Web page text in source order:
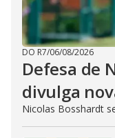
DO R7/06/08/2026
Defesa de
divulga
Nicolas Bosshardt